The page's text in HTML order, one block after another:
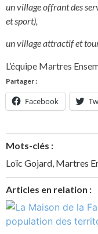
un village offrant des
et sport),
un village attractif et
L’équipe Martres
Partager :
Facebook
Mots-clés :
Loïc Gojard Martres
Articles en relation :